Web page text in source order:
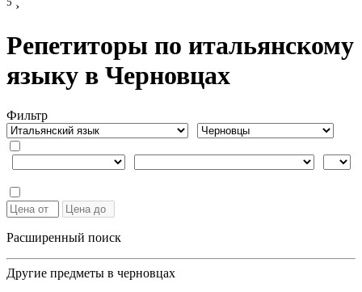
›
Репетиторы по итальянскому
языку в Черновцах
Фильтр
Расширенный поиск
Другие предметы в черновцах